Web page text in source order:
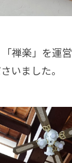
禅楽」を運
いました。